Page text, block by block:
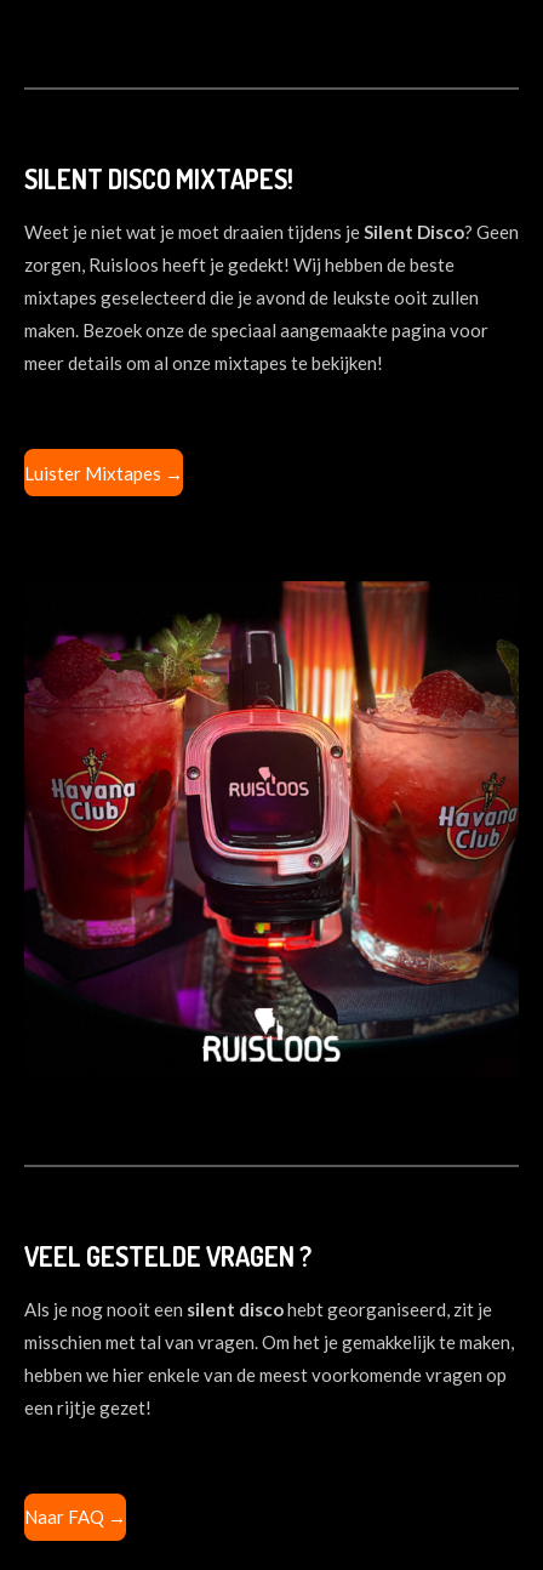
SILENT DISCO MIXTAPES!
Weet je niet wat je moet draaien tijdens jeSilent Disco? Geen
zorgen, Ruisloos heeft je gedekt! Wij hebben de beste
mixtapes geselecteerd die je avond de leukste ooit zullen
maken. Bezoek onze de speciaal aangemaakte pagina voor
meer details om al onze mixtapes te bekijken!
Luister Mixtapes →
VEEL GESTELDE VRAGEN ?
Als je nog nooit een silent discohebt georganiseerd, zit je
misschien met tal van vragen. Om het je gemakkelijk te maken,
hebben we hier enkele van de meest voorkomende vragen op
een rijtje gezet!
Naar FAQ →